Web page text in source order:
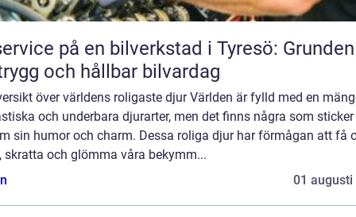
på en bilverkstad i Tyresö:
och hållbar bilvardag
över världens roligaste djur Världen är fylld med en
och underbara djurarter, men det finns några som
sin humor och charm. Dessa roliga djur har förmågan att få
skratta och glömma våra bekymm...
01 augusti